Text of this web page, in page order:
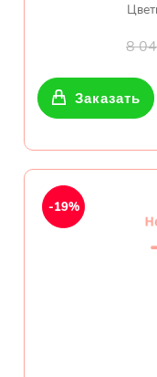
8
Заказать
-19%